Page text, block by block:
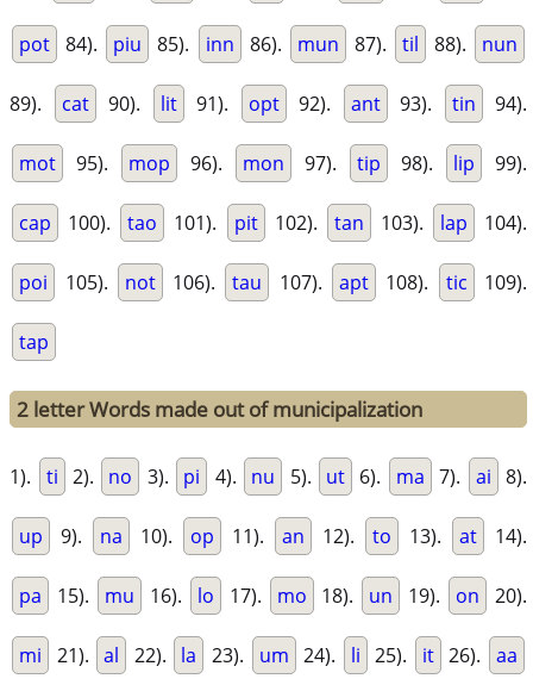
pot 84). piu 85). inn 86). mun 87). til 88). nun
89). cat 90). lit 91). opt 92). ant 93). tin 94).
mot 95). mop 96). mon 97). tip 98). lip 99).
cap 100). tao 101). pit 102). tan 103). lap 104).
poi 105). not 106). tau 107). apt 108). tic 109).
tap
2 letter Words made out of municipalization
1). ti 2). no 3). pi 4). nu 5). ut 6). ma 7). ai 8).
up 9). na 10). op 11). an 12). to 13). at 14).
pa 15). mu 16). lo 17). mo 18). un 19). on 20).
mi 21). al 22). la 23). um 24). li 25). it 26). aa